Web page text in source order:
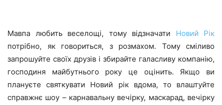
Мавпа любить веселощі, тому відзначати Новий Рік
потрібно, як говориться, з розмахом. Тому сміливо
запрошуйте своїх друзів і збирайте галасливу компанію,
господиня майбутнього року це оцінить. Якщо ви
плануєте святкувати Новий рік вдома, то влаштуйте
справжнє шоу – карнавальну вечірку, маскарад, вечірку